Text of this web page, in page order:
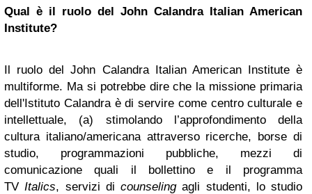
Qual è il ruolo del John Calandra Italian American
Institute?
Il ruolo del John Calandra Italian American Institute è
multiforme. Ma si potrebbe dire che la missione primaria
dell'Istituto Calandra è di servire come centro culturale e
intellettuale, (a) stimolando l’approfondimento della
cultura italiano/americana attraverso ricerche, borse di
studio, programmazioni pubbliche, mezzi di
comunicazione quali il bollettino e il programma
TVItalics, servizi di counselingagli studenti, lo studio